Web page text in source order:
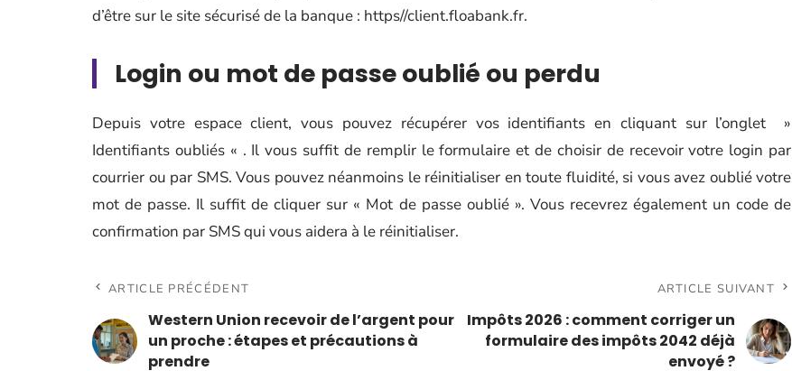
d’être sur le site sécurisé de la banque : https//client.floabank.fr.
Login ou mot de passe oublié ou perdu
Depuis votre espace client, vous pouvez récupérer vos identifiants en cliquant sur l’onglet »
Identifiants oubliés « . Il vous suffit de remplir le formulaire et de choisir de recevoir votre login par
courrier ou par SMS. Vous pouvez néanmoins le réinitialiser en toute fluidité, si vous avez oublié votre
mot de passe. Il suffit de cliquer sur « Mot de passe oublié ». Vous recevrez également un code de
confirmation par SMS qui vous aidera à le réinitialiser.
ARTICLE PRÉCÉDENT
Western Union recevoir de l’argent pour
un proche : étapes et précautions à
prendre
ARTICLE SUIVANT
Impôts 2026 : comment corriger un
formulaire des impôts 2042 déjà
envoyé ?